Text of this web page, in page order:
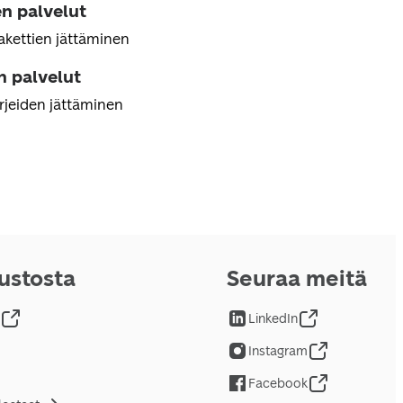
palvelut
jättäminen
palvelut
jättäminen
Seuraa meitä
LinkedIn
Instagram
Facebook